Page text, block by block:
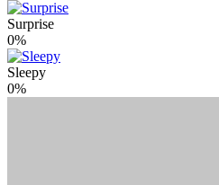
Surprise
0%
Sleepy
0%